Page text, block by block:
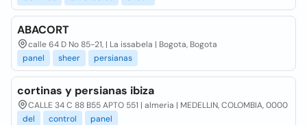
ABACORT
calle 64 D No 85-21, | La issabela | Bogota, Bogota
panel
sheer persianas
cortinas y persianas ibiza
CALLE 34 C 88 B55 APTO 551 | almeria | MEDELLIN, COLOMBIA, 0000
del
control panel